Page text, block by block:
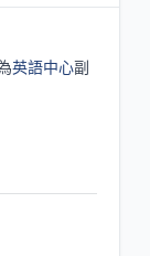
英語中心副